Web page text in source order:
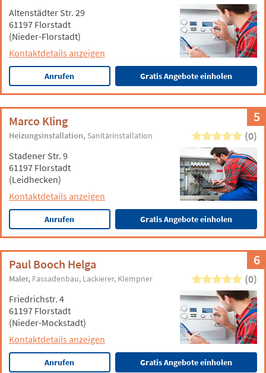
Altenstädter Str. 29
61197 Florstadt
(Nieder-Florstadt)
Kontaktdetails anzeigen
Anrufen Gratis Angebote einholen
5
Marco Kling
Heizungsinstallation Sanitärinstallation (0)
Stadener Str. 9
61197 Florstadt
(Leidhecken)
Kontaktdetails anzeigen
Anrufen Gratis Angebote einholen
6
Paul Booch Helga
Maler Fassadenbau Lackierer Klempner (0)
Friedrichstr. 4
61197 Florstadt
(Nieder-Mockstadt)
Kontaktdetails anzeigen
Anrufen Gratis Angebote einholen